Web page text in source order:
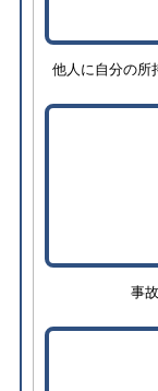
他人に自分の所
事